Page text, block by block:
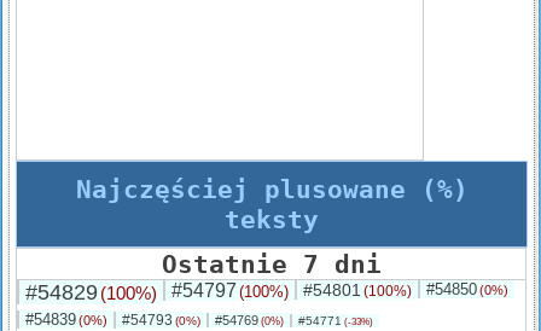
Najczęściej plusowane (%)
teksty
Ostatnie 7 dni
#54829(100%) #54797 (100%) #54801 (100%) #54850(0%)
#54839(0%) #54793 (0%) #54769 (0%) #54771 (-33%)